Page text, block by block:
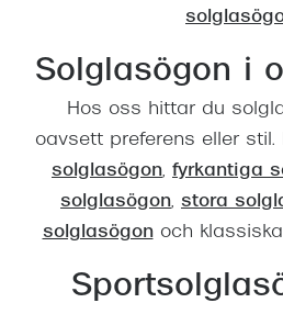
Solglasögon i
Hos oss hittar du
oavsett preferens eller stil.
solglasögon, fyrkantiga
solglasögon, stora
solglasögonoch klassiska